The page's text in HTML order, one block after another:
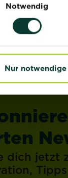
Notwendig
Nur
dich jetzt